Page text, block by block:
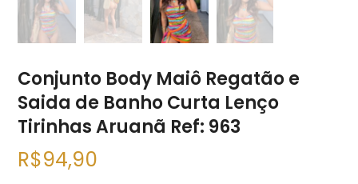
Conjunto Body Maiô Regatão e
Saida de Banho Curta Lenço
Tirinhas Aruanã Ref: 963
R$94,90